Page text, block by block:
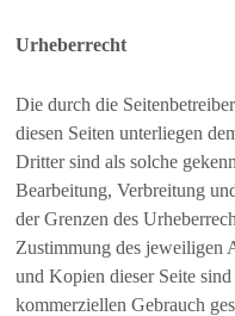
Urheberrecht
Die durch die
diesen Seiten unterliegen
Dritter sind als solche
Bearbeitung, Verbreitung
der Grenzen des
Zustimmung des jeweiligen
und Kopien dieser Seite
kommerziellen Gebrauch